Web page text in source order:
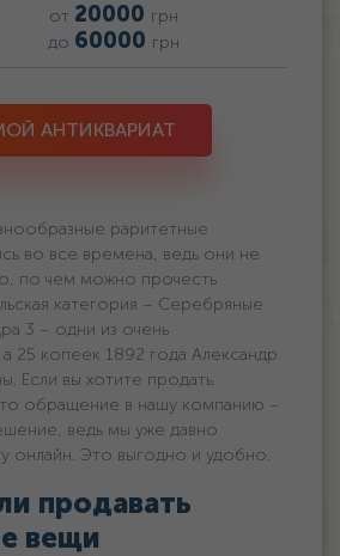
от 20000 грн
до 60000 грн
АНТИКВАРИАТ
раритетные
во все времена, ведь они не
по чем можно прочесть
категория – Серебряные
3 – одни из очень
25 копеек 1892 года Александр
Если вы хотите продать
обращение в нашу компанию –
ведь мы уже давно
онлайн. Это выгодно и удобно.
продавать
вещи